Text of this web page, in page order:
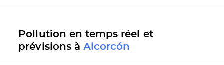
Pollution en temps réel et
prévisions à Alcorcón